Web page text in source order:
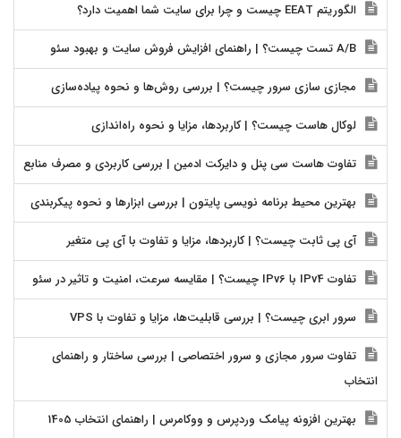
الگوریتم EEAT چیست و چرا برای سایت شما اهمیت دارد؟
مجازی سازی سرور چیست؟ | بررسی روش‌ها و نحوه پیاده‌سازی
لوکال هاست چیست؟ | کاربردها، مزایا و نحوه راه‌اندازی
تفاوت هاست سی پنل و دایرکت ادمین | بررسی کاربردی و مصرف منابع
بهترین محیط برنامه نویسی پایتون | بررسی ابزارها و نحوه پیکربندی
آی پی ثابت چیست؟ | کاربردها، مزایا و تفاوت با آی پی متغیر
تفاوت IPv4 با IPv6 چیست؟ | مقایسه سرعت، امنیت و تاثیر در سئو
سرور ابری چیست؟ | بررسی قابلیت‌ها، مزایا و تفاوت با VPS
تفاوت سرور مجازی و سرور اختصاصی | بررسی ساختار و راهنمای
انتخاب
بهترین افزونه پیامک وردپرس و ووکامرس | راهنمای انتخاب 1405